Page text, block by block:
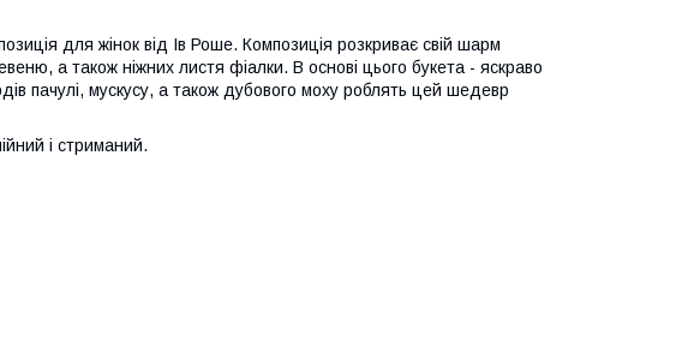
для жінок від Ів Роше. Композиція розкриває свій шарм
а також ніжних листя фіалки. В основі цього букета - яскраво
пачулі, мускусу, а також дубового моху роблять цей шедевр
і стриманий.